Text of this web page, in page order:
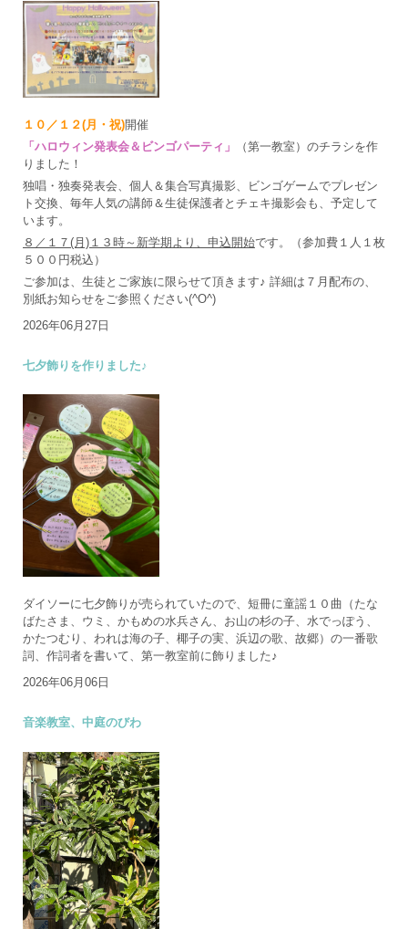
１０／１２(月・祝)開催
「ハロウィン発表会＆ビンゴパーティ」
（第一教室）のチラシを作
りました！
独唱・独奏発表会、個人＆集合写真撮影、ビンゴゲームでプレゼン
ト交換、毎年人気の講師＆生徒保護者とチェキ撮影会も、予定して
います。
８／１７(月)１３時～新学期より、申込開始です。（参加費１人１枚
５００円税込）
ご参加は、生徒とご家族に限らせて頂きます♪ 詳細は７月配布の、
別紙お知らせをご参照ください(^O^)
2026年06月27日
七夕飾りを作りました♪
ダイソーに七夕飾りが売られていたので、短冊に童謡１０曲（たな
ばたさま、ウミ、かもめの水兵さん、お山の杉の子、水でっぽう、
かたつむり、われは海の子、椰子の実、浜辺の歌、故郷）の一番歌
詞、作詞者を書いて、第一教室前に飾りました♪
2026年06月06日
音楽教室、中庭のびわ